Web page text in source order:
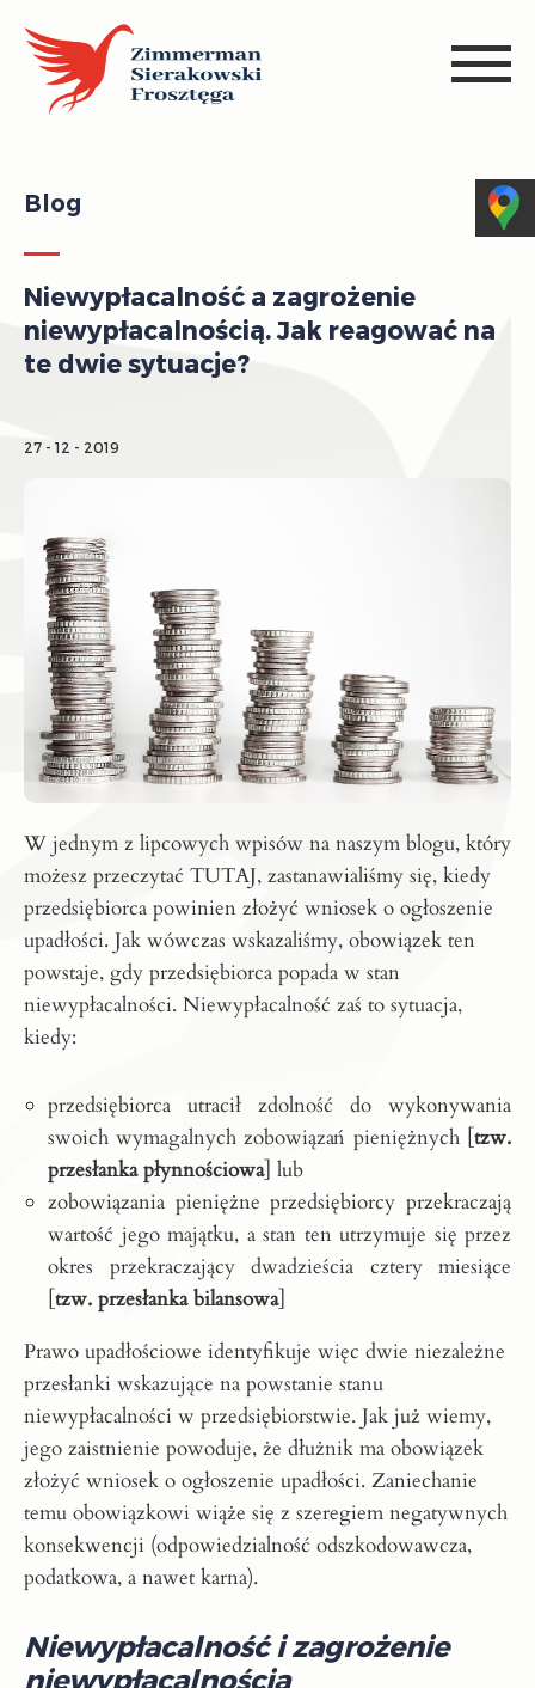
Blog
Niewypłacalność a zagrożenie
niewypłacalnością. Jak reagować na
te dwie sytuacje?
27 - 12 - 2019
W jednym z lipcowych wpisów na naszym blogu, który
możesz przeczytać TUTAJ, zastanawialiśmy się, kiedy
przedsiębiorca powinien złożyć wniosek o ogłoszenie
upadłości. Jak wówczas wskazaliśmy, obowiązek ten
powstaje, gdy przedsiębiorca popada w stan
niewypłacalności. Niewypłacalność zaś to sytuacja,
kiedy:
przedsiębiorca utracił zdolność do wykonywania
swoich wymagalnych zobowiązań pieniężnych [tzw.
przesłanka płynnościowa] lub
zobowiązania pieniężne przedsiębiorcy przekraczają
wartość jego majątku, a stan ten utrzymuje się przez
okres przekraczający dwadzieścia cztery miesiące
[tzw. przesłanka bilansowa]
Prawo upadłościowe identyfikuje więc dwie niezależne
przesłanki wskazujące na powstanie stanu
niewypłacalności w przedsiębiorstwie. Jak już wiemy,
jego zaistnienie powoduje, że dłużnik ma obowiązek
złożyć wniosek o ogłoszenie upadłości. Zaniechanie
temu obowiązkowi wiąże się z szeregiem negatywnych
konsekwencji (odpowiedzialność odszkodowawcza,
podatkowa, a nawet karna).
Niewypłacalność i zagrożenie
niewypłacalnością